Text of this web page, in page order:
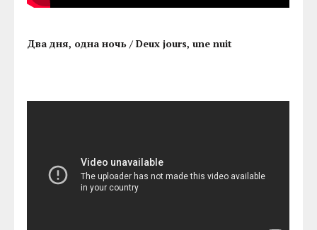
Два дня, одна ночь / Deux jours, une nuit